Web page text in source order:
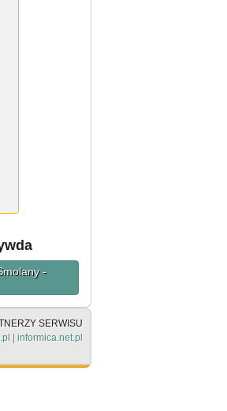
-
SERWISU
| informica.net.pl